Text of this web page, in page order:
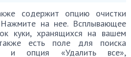
содержит опцию очистки
на нее. Всплывающее
куки, хранящихся на вашем
есть поле для поиска
и опция «Удалить все»,